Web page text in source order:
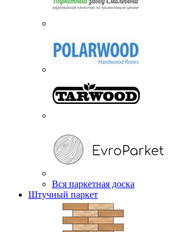
Вся паркетная доска
Штучный паркет